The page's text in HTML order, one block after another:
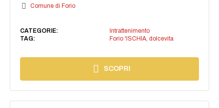
Comune di Forio
CATEGORIE:
Intrattenimento
TAG:
Forio 'ISCHIA, dolcevita
SCOPRI